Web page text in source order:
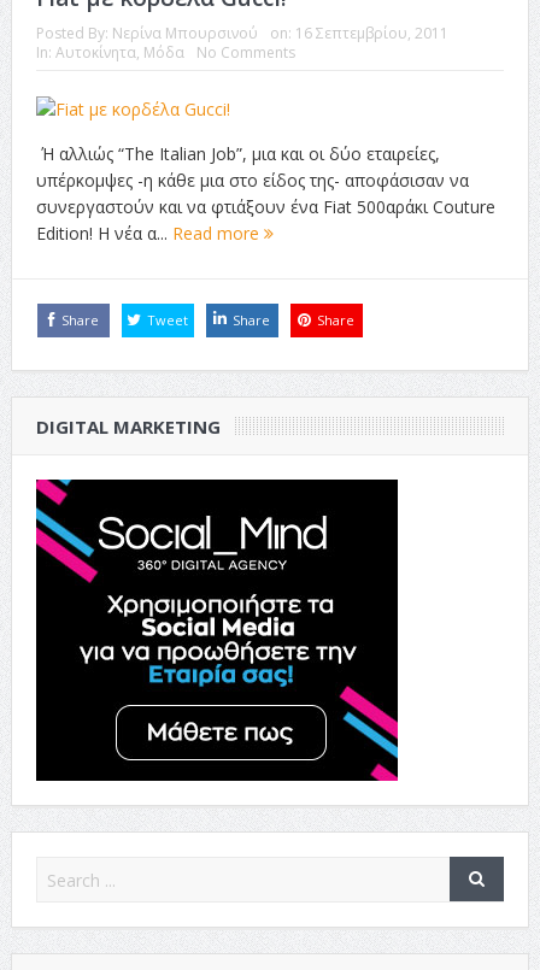
Posted By: Νερίνα Μπουρσινού on: 16 Σεπτεμβρίου, 2011
In: Αυτοκίνητα, Μόδα No Comments
Ή αλλιώς “The Italian Job”, μια και οι δύο εταιρείες,
υπέρκομψες -η κάθε μια στο είδος της- αποφάσισαν να
συνεργαστούν και να φτιάξουν ένα Fiat 500αράκι Couture
Edition! Η νέα α... Read more
Share Tweet Share Share
DIGITAL MARKETING